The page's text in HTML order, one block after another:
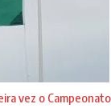
vez o